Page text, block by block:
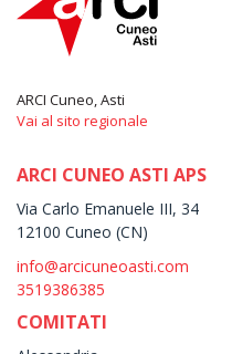
ARCI Cuneo, Asti
Vai al sito regionale
ARCI CUNEO ASTI APS
Via Carlo Emanuele III, 34
12100 Cuneo (CN)
info@arcicuneoasti.com
3519386385
COMITATI